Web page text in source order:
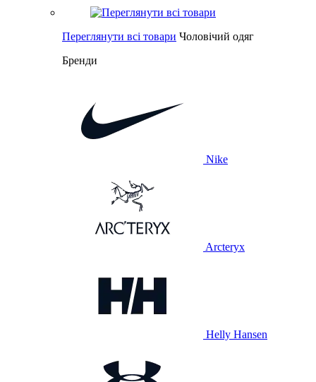
Переглянути всі товари Чоловічий одяг
Бренди
Nike
Arcteryx
Helly Hansen